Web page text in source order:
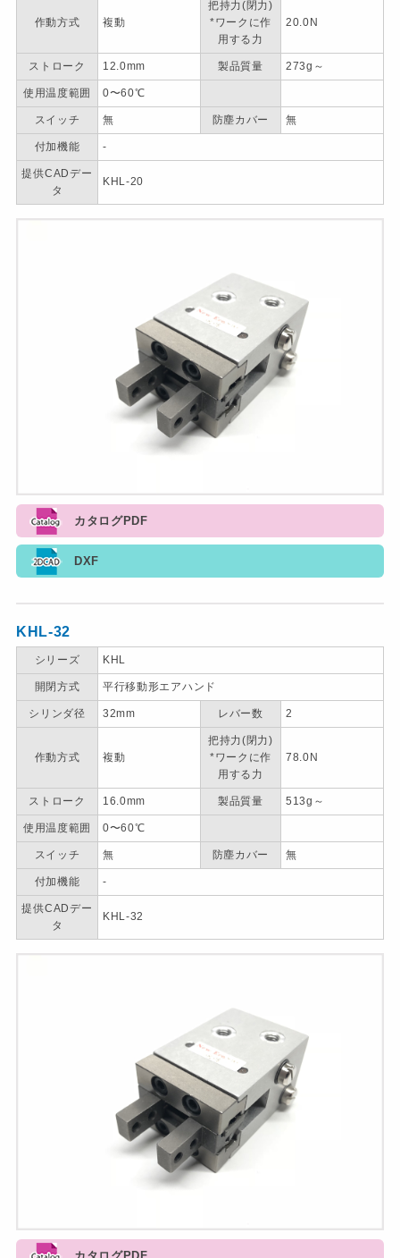
作動方式 複動
把持力(閉力)
*ワークに作
用する力
20.0N
ストローク 12.0mm 製品質量 273g～
使用温度範囲 0〜60℃
スイッチ 無 防塵カバー 無
付加機能 -
提供CADデー
タ
KHL-20
カタログPDF
DXF
KHL-32
シリーズ KHL
開閉方式 平行移動形エアハンド
シリンダ径 32mm レバー数 2
作動方式 複動
把持力(閉力)
*ワークに作
用する力
78.0N
ストローク 16.0mm 製品質量 513g～
使用温度範囲 0〜60℃
スイッチ 無 防塵カバー 無
付加機能 -
提供CADデー
タ
KHL-32